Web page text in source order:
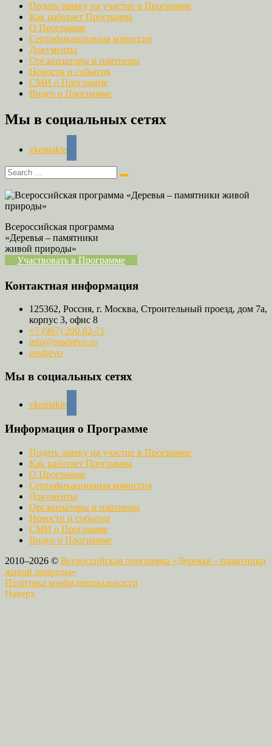
Подать заявку на участие в Программе
Как работает Программа
О Программе
Сертификационная комиссия
Документы
Организаторы и партнеры
Новости и события
СМИ о Программе
Видео о Программе
Мы в социальных сетях
vkontakte
Всероссийская программа
«Деревья – памятники
живой природы»
Участвовать в Программе
Контактная информация
125362, Россия, г. Москва, Строительный проезд, дом 7а,
корпус 3, офис 8
+7 (967) 290-82-71
info@rosdrevo.ru
rosdrevo
Мы в социальных сетях
vkontakte
Информация о Программе
Подать заявку на участие в Программе
Как работает Программа
О Программе
Сертификационная комиссия
Документы
Организаторы и партнеры
Новости и события
СМИ о Программе
Видео о Программе
2010–2026 © Всероссийская программа «Деревья – памятники
живой природы»
Политика конфиденциальности
Наверх